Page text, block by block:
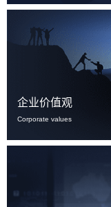
企业价值观
Corporate values